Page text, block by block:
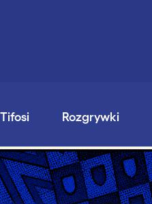
Tifosi Rozgrywki